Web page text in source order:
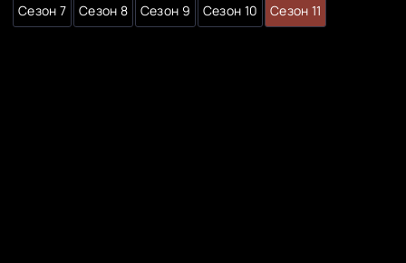
Сезон 7 Сезон 8 Сезон 9 Сезон 10 Сезон 11